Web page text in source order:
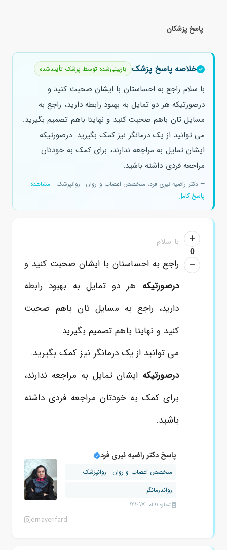
پاسخ پزشکان
خلاصه پاسخ پزشک بازبینی‌شده توسط پزشک تأییدشده
با سلام راجع به احساستان با ایشان صحبت کنید و
درصورتیکه هر دو تمایل به بهبود رابطه دارید، راجع به
مسایل تان باهم صحبت کنید و نهایتا باهم تصمیم بگیرید.
می توانید از یک درمانگر نیز کمک بگیرید. درصورتیکه
ایشان تمایل به مراجعه ندارند، برای کمک به خودتان
مراجعه فردی داشته باشید.
— دکتر راضیه نیری فرد، متخصص اعصاب و روان - روانپزشک
مشاهده
پاسخ کامل
0
با سلام
راجع به احساستان با ایشان صحبت کنید و
درصورتیکه هر دو تمایل به بهبود رابطه
دارید، راجع به مسایل تان باهم صحبت
کنید و نهایتا باهم تصمیم بگیرید.
می توانید از یک درمانگر نیز کمک بگیرید.
درصورتیکه ایشان تمایل به مراجعه ندارند،
برای کمک به خودتان مراجعه فردی داشته
باشید.
پاسخ دکتر راضیه نیری فرد
متخصص اعصاب و روان - روانپزشک
رواندرمانگر
شماره نظام: 121097
drnayerifard